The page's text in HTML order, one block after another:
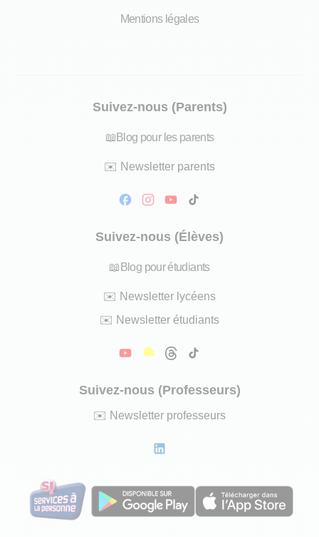
Mentions légales
Suivez-nous (Parents)
📖 Blog pour les parents
✉️ Newsletter parents
Suivez-nous (Élèves)
📖 Blog pour étudiants
✉️ Newsletter lycéens
✉️ Newsletter étudiants
Suivez-nous (Professeurs)
✉️ Newsletter professeurs